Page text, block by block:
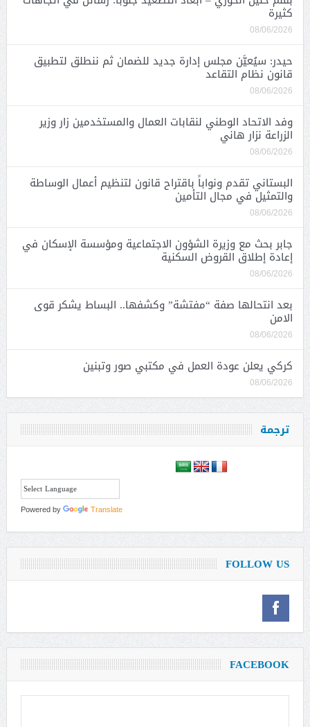
كثيرة
08/06/2026
حيدر: سيُعيَّن مجلس إدارة جديد للضمان ثم ننطلق لتطبيق
قانون نظام التقاعد
08/06/2026
وفد الاتحاد الوطني لنقابات العمال والمستخدمين زار وزير
الزراعة نزار هاني
08/06/2026
البستاني تقدم ونواباً باقتراح قانون لتنظيم أعمال الوساطة
والتمثيل في مجال التأمين
08/06/2026
جابر بحث مع وزيرة الشؤون الاجتماعية ومؤسسة الإسكان في
إعادة إطلاق القروض السكنية
08/06/2026
بعد انتحالها صفة “مفتشة” وكشفها.. البساط يشكر قوى
الامن
08/06/2026
كركي يعلن عودة العمل في مكتبي صور وتبنين
08/06/2026
ترجمة
Powered by Translate
FOLLOW US
FACEBOOK